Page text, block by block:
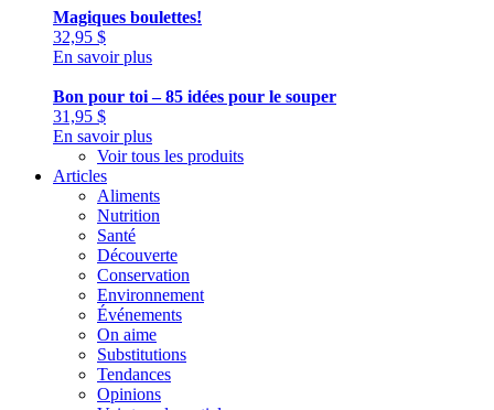
Magiques boulettes!
32,95 $
En savoir plus
Bon pour toi – 85 idées pour le souper
31,95 $
En savoir plus
Voir tous les produits
Articles
Aliments
Nutrition
Santé
Découverte
Conservation
Environnement
Événements
On aime
Substitutions
Tendances
Opinions